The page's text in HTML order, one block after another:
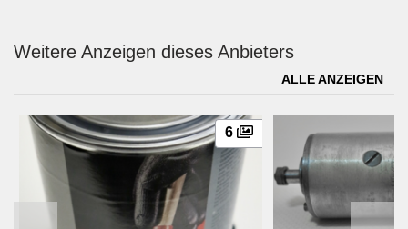
Weitere Anzeigen dieses Anbieters
ALLE ANZEIGEN
6